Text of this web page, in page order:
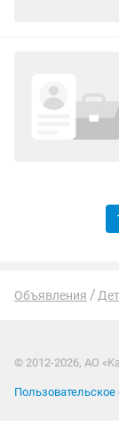
Объявления
© 2012-2026, АО